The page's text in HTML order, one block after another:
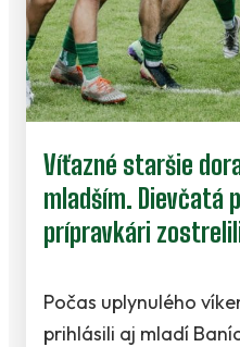
Víťazné staršie
mladším. Dievčatá
prípravkári
Počas uplynulého
prihlásili aj mladí